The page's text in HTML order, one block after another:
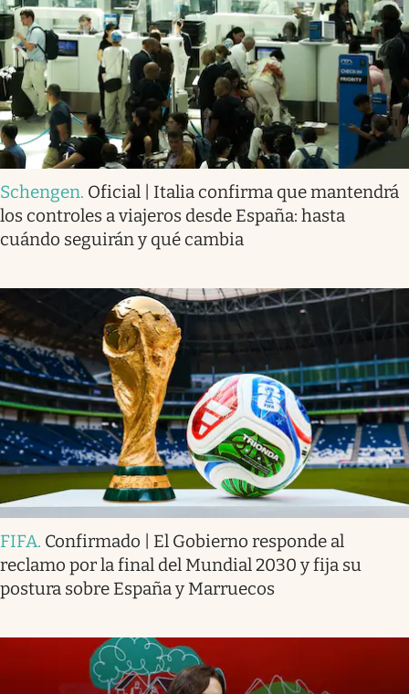
Schengen. Oficial | Italia confirma que mantendrá
los controles a viajeros desde España: hasta
cuándo seguirán y qué cambia
FIFA. Confirmado | El Gobierno responde al
reclamo por la final del Mundial 2030 y fija su
postura sobre España y Marruecos